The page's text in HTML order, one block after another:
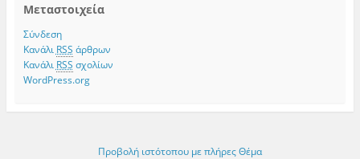
Μεταστοιχεία
Σύνδεση
Κανάλι RSS άρθρων
Κανάλι RSS σχολίων
WordPress.org
Προβολή ιστότοπου με πλήρες Θέμα